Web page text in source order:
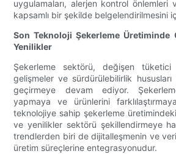
uygulamaları, alerjen kontrol önlemleri
kapsamlı bir şekilde belgelendirilmesini
Son Teknoloji Şekerleme Üretiminde
Yenilikler
Şekerleme sektörü, değişen tüketici
gelişmeler ve sürdürülebilirlik
geçirmeye devam ediyor.
yapmaya ve ürünlerini
teknolojiye sahip şekerleme
ve yenilikler sektörü şekillendirmeye
trendlerden biri de dijitalleşmenin ve
üretim süreçlerine entegrasyonudur.